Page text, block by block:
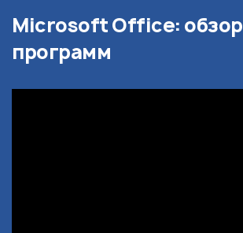
Microsoft Office: обзор
программ